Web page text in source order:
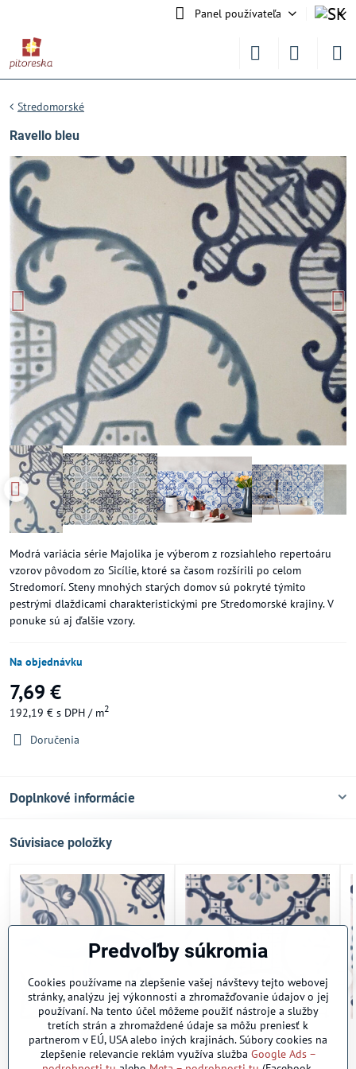
Panel používateľa
Stredomorské
Ravello bleu
Modrá variácia série Majolika je výberom z rozsiahleho repertoáru
vzorov pôvodom zo Sicílie, ktoré sa časom rozšírili po celom
Stredomorí. Steny mnohých starých domov sú pokryté týmito
pestrými dlaždicami charakteristickými pre Stredomorské krajiny. V
ponuke sú aj ďalšie vzory.
Na objednávku
7,69 €
192,19 € s DPH / m2
Doručenia
Doplnkové informácie
Súvisiace položky
Amalfi bleu
Skladom
192,25 €/ m2
Cetara bleu
Na objednávku
192,25 €/ m2
Predvoľby súkromia
Cookies používame na zlepšenie vašej návštevy tejto webovej
stránky, analýzu jej výkonnosti a zhromažďovanie údajov o jej
používaní. Na tento účel môžeme použiť nástroje a služby
tretích strán a zhromaždené údaje sa môžu preniesť k
partnerom v EÚ, USA alebo iných krajinách. Súbory cookies na
zlepšenie relevancie reklám využíva služba Google Ads –